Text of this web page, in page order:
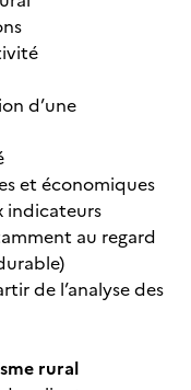
d’une
et économiques
indicateurs
au regard
de l’analyse des
rural